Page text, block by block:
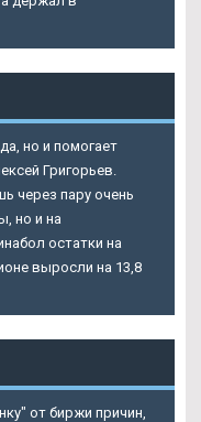
но и помогает
Григорьев.
через пару очень
но и на
остатки на
выросли на 13,8
от биржи причин,